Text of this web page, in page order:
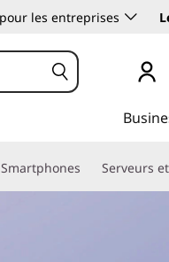
pour les entreprises
Smartphones Serveurs